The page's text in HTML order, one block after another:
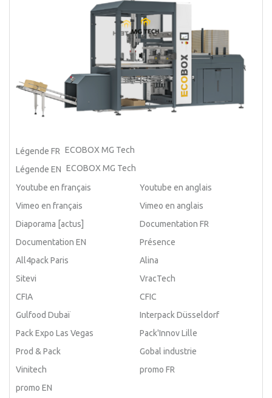
Légende FR ECOBOX MG Tech
Légende EN ECOBOX MG Tech
Youtube en français
Youtube en anglais
Vimeo en français
Vimeo en anglais
Diaporama [actus]
Documentation FR
Documentation EN
Présence
All4pack Paris
Alina
Sitevi
VracTech
CFIA
CFIC
Gulfood Dubaï
Interpack Düsseldorf
Pack Expo Las Vegas
Pack'Innov Lille
Prod & Pack
Gobal industrie
Vinitech
promo FR
promo EN